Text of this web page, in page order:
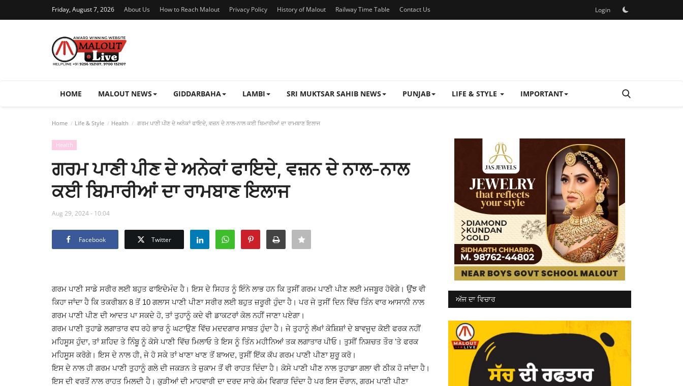
Friday, August 7, 2026 About Us How to Reach Malout Privacy Policy History of Malout Railway Time Table Contact Us Login
HOME MALOUT NEWS GIDDARBAHA LAMBI SRI MUKTSAR SAHIB NEWS PUNJAB LIFE & STYLE IMPORTANT
Home Life & Style Health ਗਰਮ ਪਾਣੀ ਪੀਣ ਦੇ ਅਨੇਕਾਂ ਫਾਇਦੇ, ਵਜ਼ਨ ਦੇ ਨਾਲ-ਨਾਲ ਕਈ ਬਿਮਾਰੀਆਂ ਦਾ ਰਾਮਬਾਣ ਇਲਾਜ
Health
ਗਰਮ ਪਾਣੀ ਪੀਣ ਦੇ ਅਨੇਕਾਂ ਫਾਇਦੇ, ਵਜ਼ਨ ਦੇ ਨਾਲ-ਨਾਲ
ਕਈ ਬਿਮਾਰੀਆਂ ਦਾ ਰਾਮਬਾਣ ਇਲਾਜ
Aug 29, 2024 - 10:04
Facebook Twitter
ਗਰਮ ਪਾਣੀ ਸਾਡੇ ਸਰੀਰ ਲਈ ਬਹੁਤ ਫਾਇਦੇਮੰਦ ਹੈ। ਇਸ ਦੇ ਸਿਹਤ ਨੂੰ ਇੰਨੇ ਲਾਭ ਹਨ ਕਿ ਤੁਸੀਂ ਗਰਮ ਪਾਣੀ ਪੀਣ ਲਈ ਮਜਬੂਰ ਹੋਵੋਗੇ। ਉਂਝ ਵੀ
ਕਿਹਾ ਜਾਂਦਾ ਹੈ ਕਿ ਤਕਰੀਬਨ 8 ਤੋਂ 10 ਗਲਾਸ ਪਾਣੀ ਪੀਣਾ ਸਰੀਰ ਲਈ ਬਹੁਤ ਜ਼ਰੂਰੀ ਹੁੰਦਾ ਹੈ। ਪਰ ਜੇ ਤੁਸੀਂ ਦਿਨ ਵਿੱਚ ਤਿੰਨ ਵਾਰ ਆਸਾਨੀ ਨਾਲ
ਗਰਮ ਪਾਣੀ ਪੀਣ ਦੀ ਆਦਤ ਪਾ ਸਕਦੇ ਹੋ, ਤਾਂ ਤੁਹਾਨੂੰ ਕਦੇ ਵੀ ਡਾਕਟਰਾਂ ਕੋਲ ਨਹੀਂ ਜਾਣਾ ਪਏਗਾ।
ਗਰਮ ਪਾਣੀ ਤੁਹਾਡੇ ਲਗਾਤਾਰ ਵਧ ਰਹੇ ਭਾਰ ਨੂੰ ਘਟਾਉਣ ਵਿੱਚ ਮਦਦਗਾਰ ਸਾਬਤ ਹੁੰਦਾ ਹੈ। ਜੇ ਤੁਹਾਨੂੰ ਲੱਖਾਂ ਕੋਸ਼ਿਸ਼ਾਂ ਦੇ ਬਾਵਜੂਦ ਕੋਈ ਫਰਕ ਨਹੀਂ
ਮਹਿਸੂਸ ਹੁੰਦਾ, ਤਾਂ ਸ਼ਹਿਦ ਤੇ ਨਿੰਬੂ ਨੂੰ ਕੋਸੇ ਪਾਣੀ ਵਿੱਚ ਮਿਲਾਓ ਤੇ ਇਸ ਨੂੰ ਤਿੰਨ ਮਹੀਨਿਆਂ ਤਕ ਲਗਾਤਾਰ ਪੀਓ। ਤੁਸੀਂ ਨਿਸ਼ਚਤ ਤੌਰ 'ਤੇ ਫਰਕ
ਮਹਿਸੂਸ ਕਰੋਗੇ। ਇਸ ਦੇ ਨਾਲ ਹੀ, ਜੇ ਹੋ ਸਕੇ ਤਾਂ ਖਾਣਾ ਖਾਣ ਤੋਂ ਬਾਅਦ, ਤੁਸੀਂ ਇੱਕ ਕੱਪ ਗਰਮ ਪਾਣੀ ਪੀਣਾ ਸ਼ੁਰੂ ਕਰੋ।
ਇਸ ਦੇ ਨਾਲ ਹੀ ਗਰਮ ਪਾਣੀ ਤੁਹਾਨੂੰ ਗਲੇ ਦੀ ਜਕੜਨ ਤੇ ਜ਼ੁਕਾਮ ਤੋਂ ਵੀ ਰਾਹਤ ਦਿੰਦਾ ਹੈ। ਕੋਸੇ ਪਾਣੀ ਪੀਣ ਨਾਲ ਤੁਹਾਡਾ ਗਲਾ ਵੀ ਠੀਕ ਹੋ ਜਾਂਦਾ ਹੈ।
ਇਸ ਦੀ ਵਰਤੋਂ ਨਾਲ ਰਾਹਤ ਮਿਲਦੀ ਹੈ। ਕੁੜੀਆਂ ਦੀ ਮਾਹਵਾਰੀ ਦਾ ਦਰਦ ਸਾਰੇ ਕੰਮ ਵਿਗਾੜ ਦਿੰਦਾ ਹੈ ਪਰ ਇਸ ਦੌਰਾਨ, ਗਰਮ ਪਾਣੀ ਪੀਣਾ
ਅੱਜ ਦਾ ਵਿਚਾਰ